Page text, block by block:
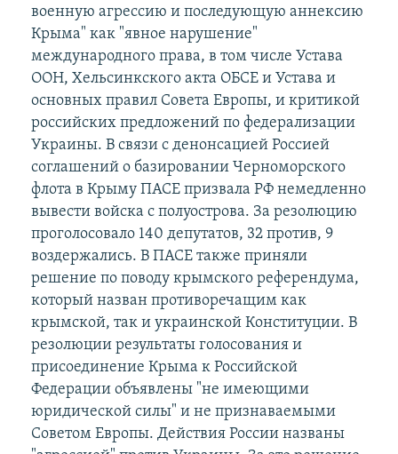
военную агрессию и последующую аннексию
Крыма" как "явное нарушение"
международного права, в том числе Устава
ООН, Хельсинкского акта ОБСЕ и Устава и
основных правил Совета Европы, и критикой
российских предложений по федерализации
Украины. В связи с денонсацией Россией
соглашений о базировании Черноморского
флота в Крыму ПАСЕ призвала РФ немедленно
вывести войска с полуострова. За резолюцию
проголосовало 140 депутатов, 32 против, 9
воздержались. В ПАСЕ также приняли
решение по поводу крымского референдума,
который назван противоречащим как
крымской, так и украинской Конституции. В
резолюции результаты голосования и
присоединение Крыма к Российской
Федерации объявлены "не имеющими
юридической силы" и не признаваемыми
Советом Европы. Действия России названы